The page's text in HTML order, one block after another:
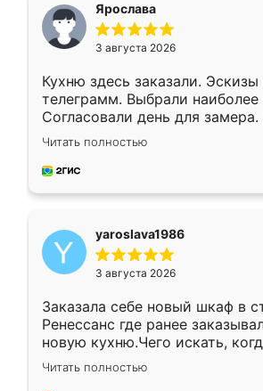
Ярослава
3 августа 2026
Кухню здесь заказали.
телеграмм. Выбрали
Согласовали день для
недели кухня была уже готова.
довольны работой. Спасибо
мебель за качественную
Читать полностью
yaroslava1986
3 августа 2026
Заказала себе новый шкаф в
Ренессанс где ранее
новую кухню.Чего искать,
вполне довольна. Служит
два года, нареканий нет.
Читать полностью